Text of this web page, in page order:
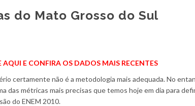
do Mato Grosso do Sul
E CONFIRA OS DADOS MAIS RECENTES
certamente não é a metodologia mais adequada. No
das métricas mais precisas que temos hoje em dia para
do ENEM 2010.